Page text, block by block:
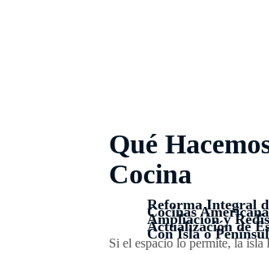
Qué
Cocina
Reforma Integral
Cocinas
Ampliación y
Actualización de
Con Isla o
Si el espacio lo permite, la